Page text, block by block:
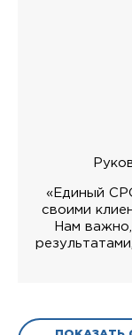
«Единый
своими
Нам